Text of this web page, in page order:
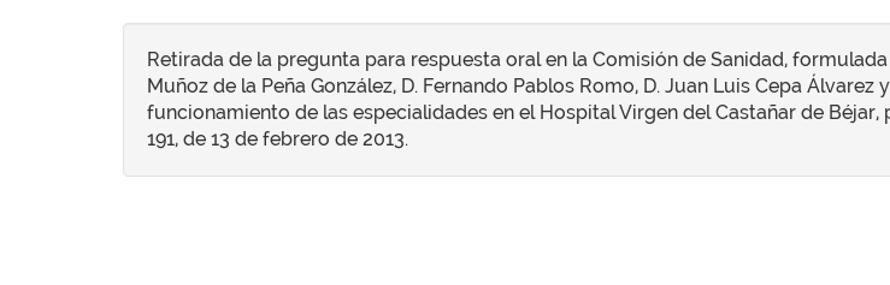
Retirada de la pregunta para respuesta oral en la Comisión de Sanidad,
Muñoz de la Peña González, D. Fernando Pablos Romo, D. Juan Luis Cepa
funcionamiento de las especialidades en el Hospital Virgen del Castañar de
191, de 13 de febrero de 2013.